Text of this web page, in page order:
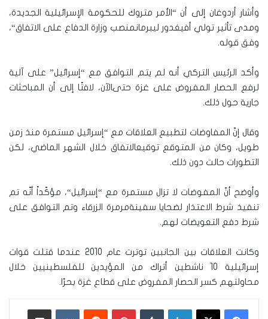
وأشار أردوغان إلى أن“ الأمر متروك للحكومة الإسرائيلية الجديدة،
ومدى تأثير تولي أفيغدور ليبرمانمنصب وزارة الدفاع على الاتفاق“،
وفق قوله.
وأكد الرئيس التركي أنه لم يتم التوافق مع “إسرائيل” على آلية
لرفع الحصار المفروض على غزة حتىالآن، لافتًا إلى أن المباحثات
جارية حول ذلك.
وقال إنّ المفاوضات لتطبيع العلاقات مع “ إسرائيل مستمرة منذ زمن
طويل، وكان من المتوقع توقيعالاتفاق خلال الشهر الماضي، لكن
التطورات حالت دون ذلك.
وأوضح أنّ المفوضات لا تزال مستمرة مع “ إسرائيل“، مؤكّداً أنّه تم
تنفيذ شرط الاعتذار لضحايا سفينةمرمرة الزرقاء وتم التوافق على
شرط دفع التعويضات لهم.
وكانت العلاقات بين الجانبين توترت عام 2010 عندما قتلت قوات
إسرائيلية 10 ناشطين أتراك من المؤيدين للفلسطينيين خلال
محاولتهم كسر الحصار المفروض على قطاع غزة بحرًا.
لينكدإن بينتيريست ‏VKontakte